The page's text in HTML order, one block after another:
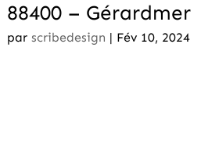
88400 – Gérardmer
parscribedesign | Fév 10, 2024